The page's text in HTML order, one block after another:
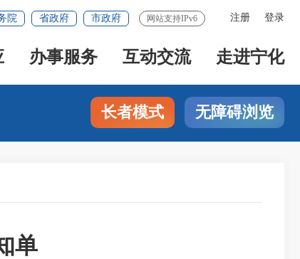
注册 登录
院 省政府 市政府 网站支持IPv6
办事服务 互动交流 走进宁化
长者模式 无障碍浏览
单